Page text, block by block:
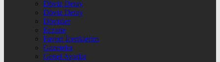
Döviz Detay
Döviz Detay
Dövizler
Eczane
Favori İçeriklerim
Gazeteler
Genel Ayarlar